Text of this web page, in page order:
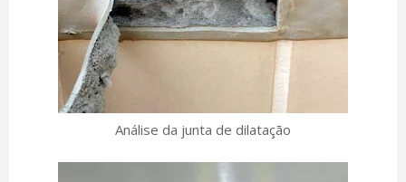
Análise da junta de dilatação